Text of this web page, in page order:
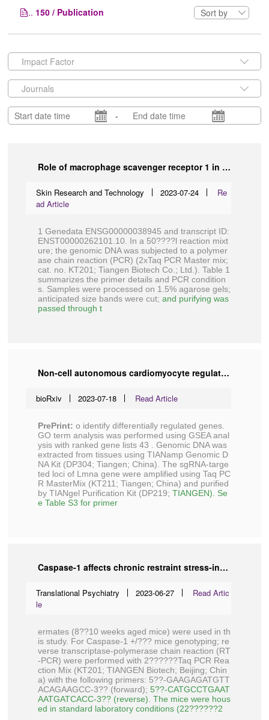
.. 150 / Publication Sort by
Impact Factor
Journals
-
Role of macrophage scavenger receptor 1 in the progression of dyslipidemia in acne vulgaris patients
Skin Research and Technology 2023-07-24
Re
ad Article
1 Genedata ENSG00000038945 and transcript ID:
ENST00000262101.10. In a 50????l reaction mixt
ure; the genomic DNA was subjected to a polymer
ase chain reaction (PCR) (2xTaq PCR Master mix;
cat. no. KT201;Tiangen Biotech Co.; Ltd.). Table 1
summarizes the primer details and PCR condition
s. Samples were processed on 1.5% agarose gels;
anticipated size bands were cut; and purifying was
passed through t
Non-cell autonomous cardiomyocyte regulation complicates gene supplementation therapy for LMNA cardiomyopathy
bioRxiv 2023-07-18 Read Article
PrePrint: o identify differentially regulated genes.
GO term analysis was performed using GSEA anal
ysis with ranked gene lists 43 . Genomic DNA was
extracted from tissues using TIANamp Genomic D
NA Kit (DP304;Tiangen; China). The sgRNA-targe
ted loci of Lmna gene were amplified using Taq PC
R MasterMix (KT211;Tiangen; China) and purified
by TIANgel Purification Kit (DP219; TIANGEN). Se
e Table S3 for primer
Caspase-1 affects chronic restraint stress-induced depression-like behaviors by modifying GABAergic dysfunction in the hippocampus
Translational Psychiatry 2023-06-27
Read Artic
le
ermates (8??10 weeks aged mice) were used in th
is study. For Caspase-1 +/??? mice genotyping; re
verse transcriptase-polymerase chain reaction (RT
-PCR) were performed with 2??????Taq PCR Rea
ction Mix (KT201;TIANGEN Biotech; Beijing; Chin
a) with the following primers: 5??-GAAGAGATGTT
ACAGAAGCC-3?? (forward); 5??-CATGCCTGAAT
AATGATCACC-3?? (reverse). The mice were hous
ed in standard laboratory conditions (22??????2